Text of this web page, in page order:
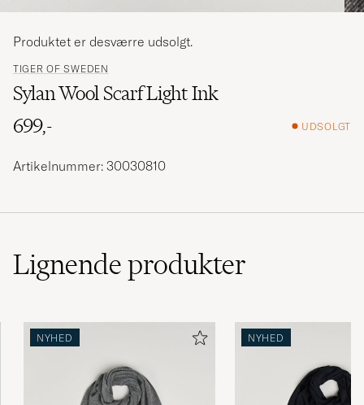
TIGER OF SWEDEN
Sylan Wool Scarf Light Ink
699,-
UDSOLGT
Produktet er desværre udsolgt.
Artikelnummer: 30030810
Lignendeprodukter
NYHED NYHED